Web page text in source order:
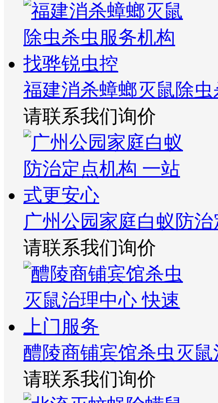
福建消杀蟑螂灭鼠除
请联系我们询价
广州公园家庭白蚁防
请联系我们询价
醴陵商铺宾馆杀虫灭
请联系我们询价